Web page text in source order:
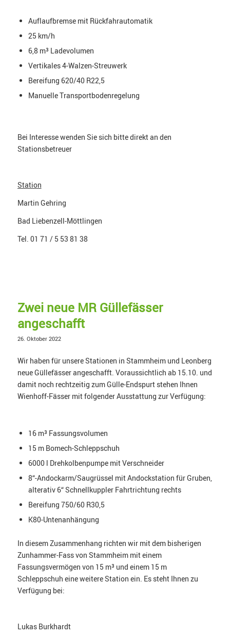
Auflaufbremse mit Rückfahrautomatik
25 km/h
6,8 m³ Ladevolumen
Vertikales 4-Walzen-Streuwerk
Bereifung 620/40 R22,5
Manuelle Transportbodenregelung
Bei Interesse wenden Sie sich bitte direkt an den
Stationsbetreuer
Station
Martin Gehring
Bad Liebenzell-Möttlingen
Tel. 01 71 / 5 53 81 38
Zwei neue MR Güllefässer
angeschafft
26. Oktober 2022
Wir haben für unsere Stationen in Stammheim und Leonberg
neue Güllefässer angeschafft. Voraussichtlich ab 15.10. und
damit noch rechtzeitig zum Gülle-Endspurt stehen Ihnen
Wienhoff-Fässer mit folgender Ausstattung zur Verfügung:
16 m³ Fassungsvolumen
15 m Bomech-Schleppschuh
6000 l Drehkolbenpumpe mit Verschneider
8“-Andockarm/Saugrüssel mit Andockstation für Gruben,
alterativ 6“ Schnellkuppler Fahrtrichtung rechts
Bereifung 750/60 R30,5
K80-Untenanhängung
In diesem Zusammenhang richten wir mit dem bisherigen
Zunhammer-Fass von Stammheim mit einem
Fassungsvermögen von 15 m³ und einem 15 m
Schleppschuh eine weitere Station ein. Es steht Ihnen zu
Verfügung bei:
Lukas Burkhardt